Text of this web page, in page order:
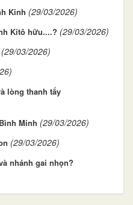
Kinh (29/03/2026)
Kitô hữu....? (29/03/2026)
(29/03/2026)
lòng thanh tẩy
Minh (29/03/2026)
(29/03/2026)
nhánh gai nhọn?